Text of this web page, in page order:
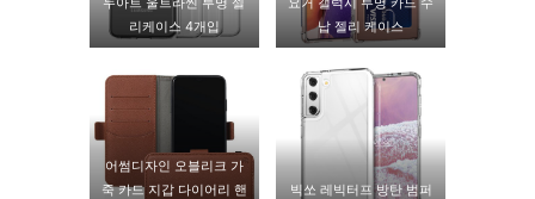
리케이스 4개입
납 젤리 케이스
어썸디자인 오블리크 가
죽 카드 지갑 다이어리 핸
빅쏘 레빅터프 방탄 범퍼